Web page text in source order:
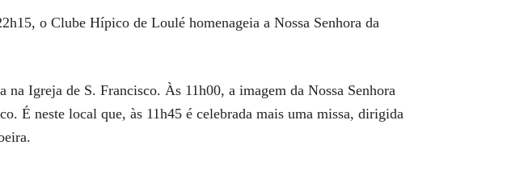
o Clube Hípico de Loulé homenageia a Nossa Senhora da
Igreja de S. Francisco. Às 11h00, a imagem da Nossa Senhora
É neste local que, às 11h45 é celebrada mais uma missa, dirigida